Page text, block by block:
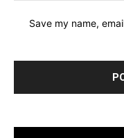
Save my name,